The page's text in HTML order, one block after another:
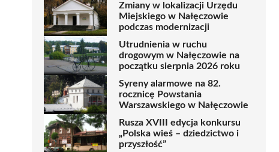
Zmiany w lokalizacji Urzędu
Miejskiego w Nałęczowie
podczas modernizacji
Utrudnienia w ruchu
drogowym w Nałęczowie na
początku sierpnia 2026 roku
Syreny alarmowe na 82.
rocznicę Powstania
Warszawskiego w Nałęczowie
Rusza XVIII edycja konkursu
„Polska wieś – dziedzictwo i
przyszłość”